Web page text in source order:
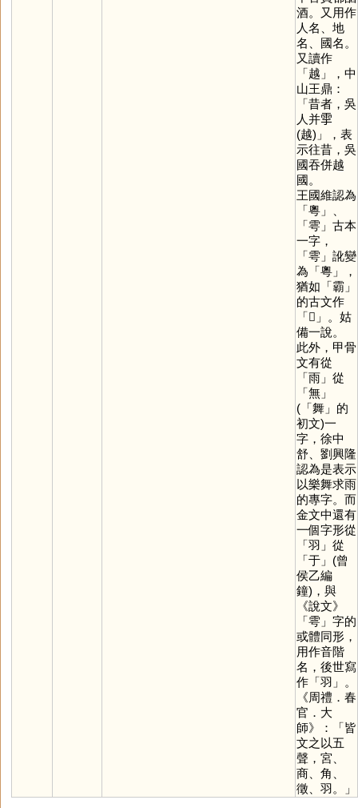
酒。又用作
人名、地
名、國名。
又讀作
「越 」，中
山王鼎：
「昔者，吳
人并𩁹
(越)」，表
示往昔，吳
國吞併越
國。
王國維認為
「粵」、
「雩」古本
一字，
「雩」訛變
為「粵」，
猶如「霸」
的古文作
「𣍸 」。姑
備一說。
此外，甲骨
文有從
「雨」從
「無」
(「舞」的
初文)一
字，徐中
舒、劉興隆
認為是表示
以樂舞求雨
的專字。而
金文中還有
一個字形從
「羽 」從
「于」(曾
侯乙編
鐘)，與
《說文》
「雩」字的
或體同形，
用作音階
名，後世寫
作「羽 」。
《周禮．春
官．大
師》：「皆
文之以五
聲，宮、
商、角、
徵、羽。」